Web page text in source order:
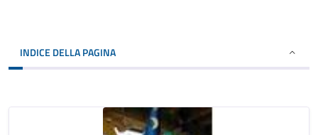
INDICE DELLA PAGINA